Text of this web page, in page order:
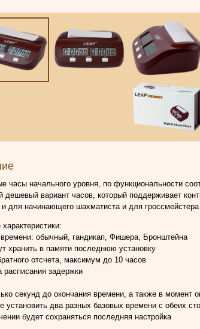
часы начального уровня, по функциональности
дешевый вариант часов, который поддерживает
для начинающего шахматиста и для гроссмейстера
времени: обычный, гандикап, Фишера, Бронштейна
хранить в памяти последнюю установку
отсчета, максимум до 10 часов
расписания задержки
секунд до окончания времени, а также в момент
установить два разных базовых времени с обеих
будет сохраняться последняя настройка